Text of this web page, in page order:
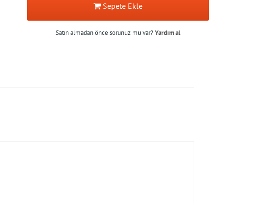
Sepete Ekle
Satın almadan önce sorunuz mu var?Yardım al